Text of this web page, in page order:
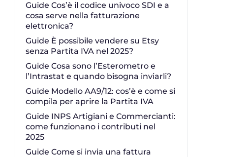
Guide Cos’è il codice univoco SDI e a
cosa serve nella fatturazione
elettronica?
Guide È possibile vendere su Etsy
senza Partita IVA nel 2025?
Guide Cosa sono l’Esterometro e
l’Intrastat e quando bisogna inviarli?
Guide Modello AA9/12: cos’è e come si
compila per aprire la Partita IVA
Guide INPS Artigiani e Commercianti:
come funzionano i contributi nel
2025
Guide Come si invia una fattura